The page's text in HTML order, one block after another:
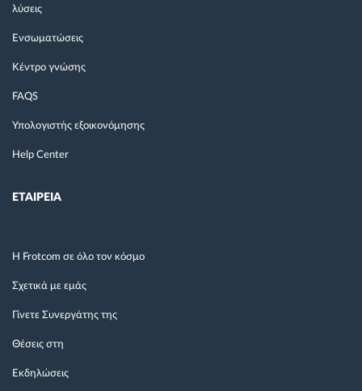
λύσεις
Ενσωματώσεις
Κέντρο γνώσης
FAQS
Υπολογιστής εξοικονόμησης
Help Center
ΕΤΑΙΡΕΙΑ
Η Frotcom σε όλο τον κόσμο
Σχετικά με εμάς
Γίνετε Συνεργάτης της
Θέσεις στη
Εκδηλώσεις